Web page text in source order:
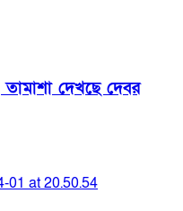
তামাশা দেখছে দেবর